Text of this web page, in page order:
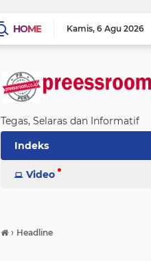
HOME
Kamis 6 Agu 2026
Tegas, Selaras dan Informatif
Indeks
Video
› Headline